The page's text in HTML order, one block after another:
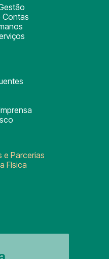
Contas
e Parcerias
Física